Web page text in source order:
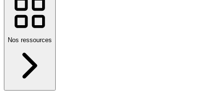
Nos ressources